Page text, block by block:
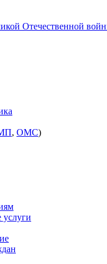
Отечественной
, ОМС)